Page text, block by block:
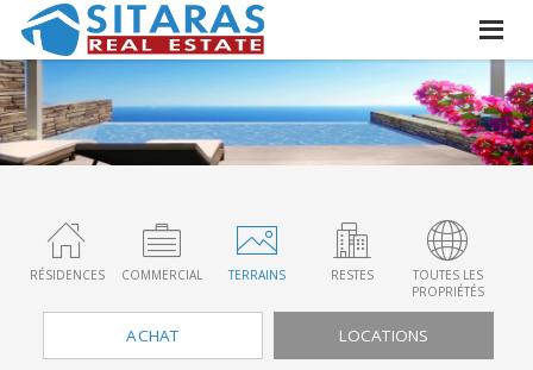
RÉSIDENCES COMMERCIAL TERRAINS RESTES
TOUTES LES
PROPRIÉTÉS
ACHAT LOCATIONS